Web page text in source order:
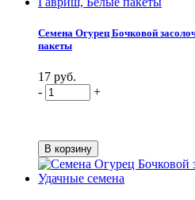
Семена Огурец Бочковой
пакеты
17 руб.
-
+